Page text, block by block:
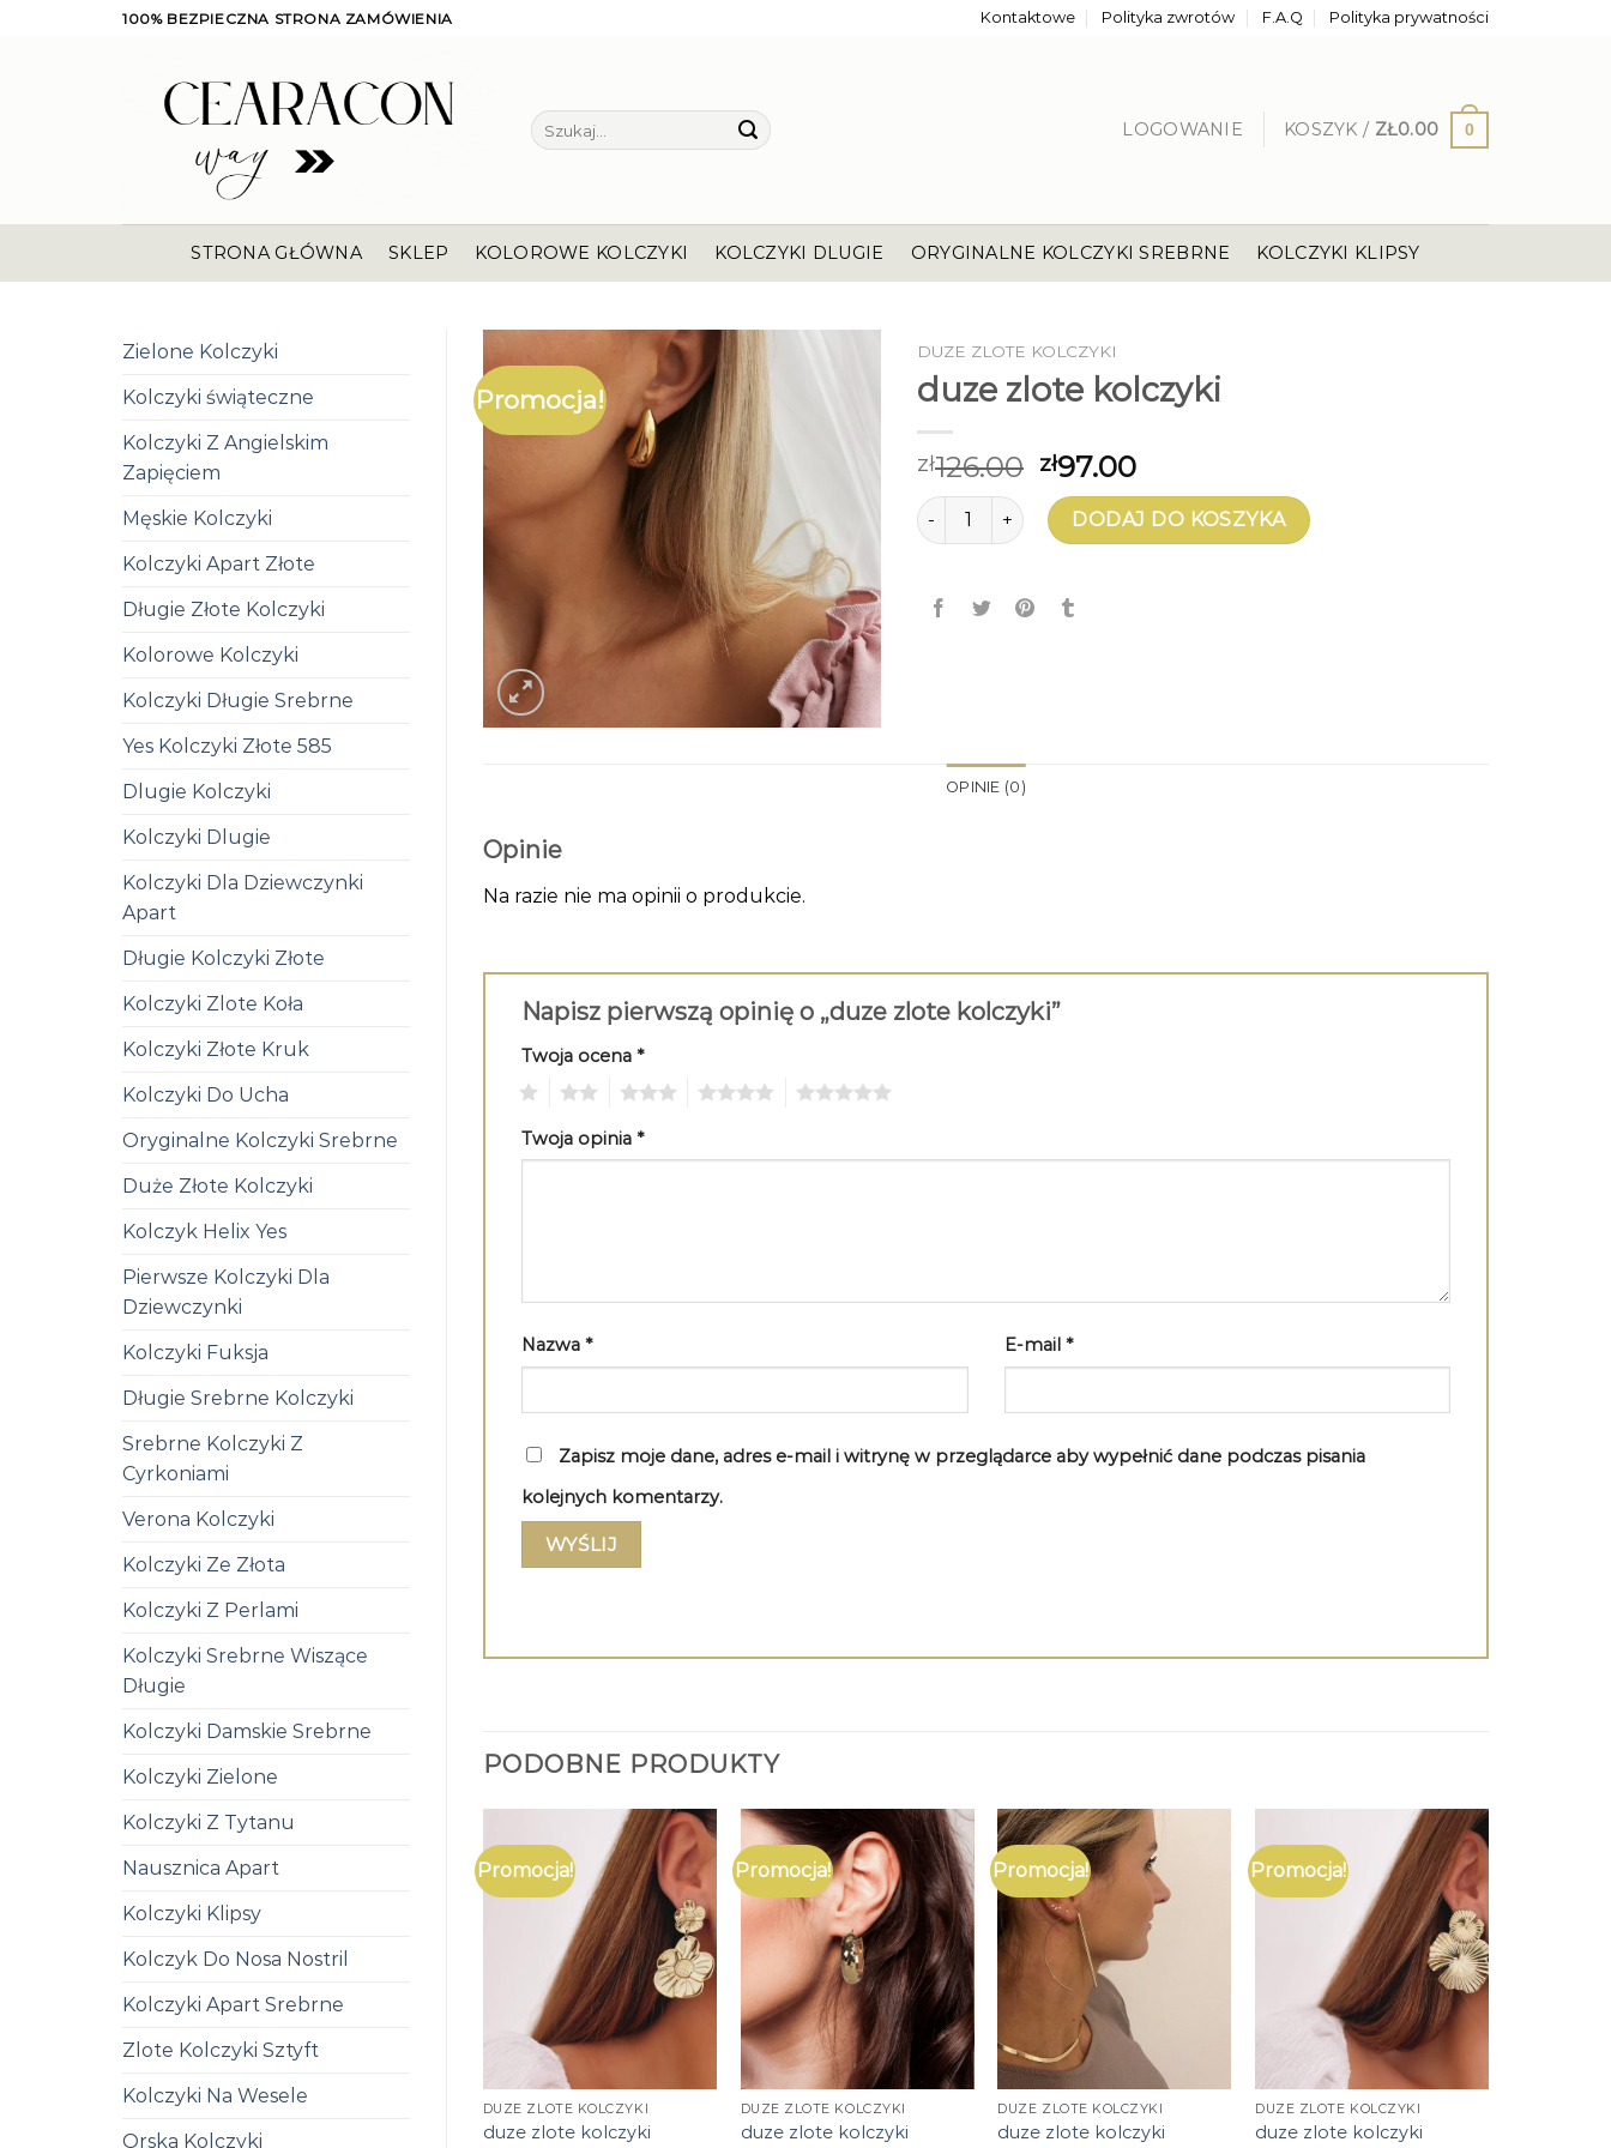
100% BEZPIECZNA STRONA ZAMÓWIENIA Kontaktowe Polityka zwrotów F.A.Q Polityka prywatności
Szukaj: LOGOWANIE KOSZYK / ZŁ0.00 0
STRONA GŁÓWNA SKLEP KOLOROWE KOLCZYKI KOLCZYKI DLUGIE ORYGINALNE KOLCZYKI SREBRNE KOLCZYKI KLIPSY
Zielone Kolczyki
Kolczyki świąteczne
Kolczyki Z Angielskim
Zapięciem
Męskie Kolczyki
Kolczyki Apart Złote
Długie Złote Kolczyki
Kolorowe Kolczyki
Kolczyki Długie Srebrne
Yes Kolczyki Złote 585
Dlugie Kolczyki
Kolczyki Dlugie
Kolczyki Dla Dziewczynki
Apart
Długie Kolczyki Złote
Kolczyki Zlote Koła
Kolczyki Złote Kruk
Kolczyki Do Ucha
Oryginalne Kolczyki Srebrne
Duże Złote Kolczyki
Kolczyk Helix Yes
Pierwsze Kolczyki Dla
Dziewczynki
Kolczyki Fuksja
Długie Srebrne Kolczyki
Srebrne Kolczyki Z
Cyrkoniami
Verona Kolczyki
Kolczyki Ze Złota
Kolczyki Z Perlami
Kolczyki Srebrne Wiszące
Długie
Kolczyki Damskie Srebrne
Kolczyki Zielone
Kolczyki Z Tytanu
Nausznica Apart
Kolczyki Klipsy
Kolczyk Do Nosa Nostril
Kolczyki Apart Srebrne
Zlote Kolczyki Sztyft
Kolczyki Na Wesele
Orska Kolczyki
Promocja!
DUZE ZLOTE KOLCZYKI
duze zlote kolczyki
zł126.00 zł97.00
ilość duze zlote kolczykiDODAJ DO KOSZYKA
OPINIE (0)
Opinie
Na razie nie ma opinii o produkcie.
Napisz pierwszą opinię o „duze zlote kolczyki”
Twoja ocena *
Twoja opinia *
Nazwa * E-mail *
Zapisz moje dane, adres e-mail i witrynę w przeglądarce aby wypełnić dane podczas pisania
kolejnych komentarzy.
PODOBNE PRODUKTY
Promocja!
DUZE ZLOTE KOLCZYKI
duze zlote kolczyki
Promocja!
DUZE ZLOTE KOLCZYKI
duze zlote kolczyki
Promocja!
DUZE ZLOTE KOLCZYKI
duze zlote kolczyki
Promocja!
DUZE ZLOTE KOLCZYKI
duze zlote kolczyki